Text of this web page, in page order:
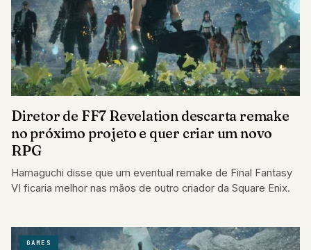
Diretor de FF7 Revelation descarta remake
no próximo projeto e quer criar um novo
RPG
Hamaguchi disse que um eventual remake de Final Fantasy
VI ficaria melhor nas mãos de outro criador da Square Enix.
GAMES